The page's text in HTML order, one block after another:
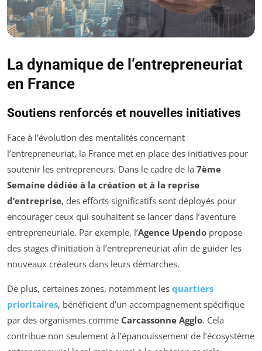
La dynamique de l’entrepreneuriat
en France
Soutiens renforcés et nouvelles initiatives
Face à l’évolution des mentalités concernant
l’entrepreneuriat, la France met en place des initiatives pour
soutenir les entrepreneurs. Dans le cadre de la 7ème
Semaine dédiée à la création et à la reprise
d’entreprise, des efforts significatifs sont déployés pour
encourager ceux qui souhaitent se lancer dans l’aventure
entrepreneuriale. Par exemple, l’Agence Upendo propose
des stages d’initiation à l’entrepreneuriat afin de guider les
nouveaux créateurs dans leurs démarches.
De plus, certaines zones, notamment les quartiers
prioritaires, bénéficient d’un accompagnement spécifique
par des organismes comme Carcassonne Agglo. Cela
contribue non seulement à l’épanouissement de l’écosystème